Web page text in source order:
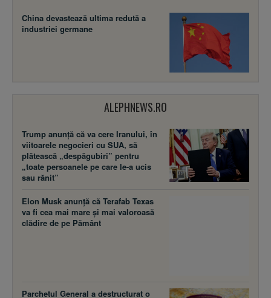
China devastează ultima redută a
industriei germane
ALEPHNEWS.RO
Trump anunță că va cere Iranului, în
viitoarele negocieri cu SUA, să
plătească „despăgubiri” pentru
„toate persoanele pe care le-a ucis
sau rănit”
Elon Musk anunță că Terafab Texas
va fi cea mai mare și mai valoroasă
clădire de pe Pământ
statul român